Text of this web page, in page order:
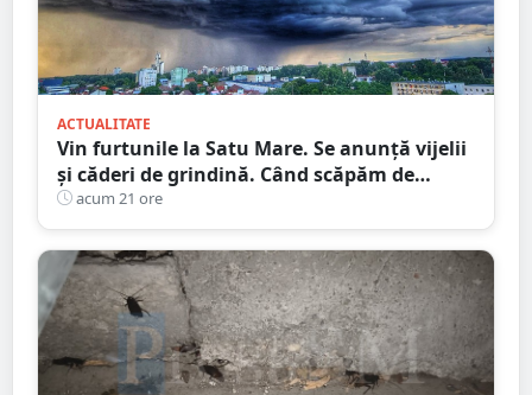
ACTUALITATE
Vin furtunile la Satu Mare. Se anunță vijelii
și căderi de grindină. Când scăpăm de
caniculă
acum 21 ore